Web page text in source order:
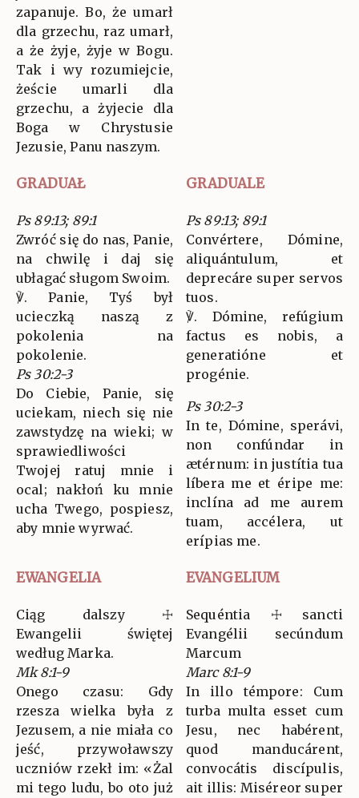
zapanuje. Bo, że umarł
dla grzechu, raz umarł,
a że żyje, żyje w Bogu.
Tak i wy rozumiejcie,
żeście umarli dla
grzechu, a żyjecie dla
Boga w Chrystusie
Jezusie, Panu naszym.
GRADUAŁ GRADUALE
Ps 89:13; 89:1
Zwróć się do nas, Panie,
na chwilę i daj się
ubłagać sługom Swoim.
℣. Panie, Tyś był
ucieczką naszą z
pokolenia na
pokolenie.
Ps 30:2-3
Do Ciebie, Panie, się
uciekam, niech się nie
zawstydzę na wieki; w
sprawiedliwości
Twojej ratuj mnie i
ocal; nakłoń ku mnie
ucha Twego, pospiesz,
aby mnie wyrwać.
Ps 89:13; 89:1
Convértere, Dómine,
aliquántulum, et
deprecáre super servos
tuos.
℣. Dómine, refúgium
factus es nobis, a
generatióne et
progénie.
Ps 30:2-3
In te, Dómine, sperávi,
non confúndar in
ætérnum: in justítia tua
líbera me et éripe me:
inclína ad me aurem
tuam, accélera, ut
erípias me.
EWANGELIA EVANGELIUM
Ciąg dalszy ☩
Ewangelii świętej
według Marka.
Mk 8:1-9
Onego czasu: Gdy
rzesza wielka była z
Jezusem, a nie miała co
jeść, przywoławszy
uczniów rzekł im: «Żal
mi tego ludu, bo oto już
Sequéntia ☩ sancti
Evangélii secúndum
Marcum
Marc 8:1-9
In illo témpore: Cum
turba multa esset cum
Jesu, nec habérent,
quod manducárent,
convocátis discípulis,
ait illis: Miséreor super